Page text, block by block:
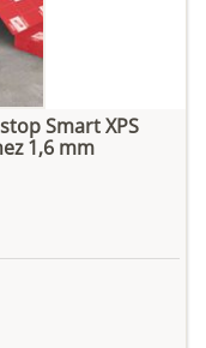
Smart XPS
1,6 mm